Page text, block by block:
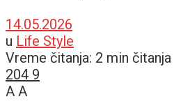
14.05.2026
u Life Style
Vreme čitanja: 2 min čitanja
204 9
A A